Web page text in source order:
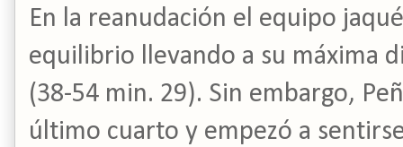
En la reanudación el equipo
equilibrio llevando a su máxima
(38-54 min. 29). Sin embargo,
último cuarto y empezó a